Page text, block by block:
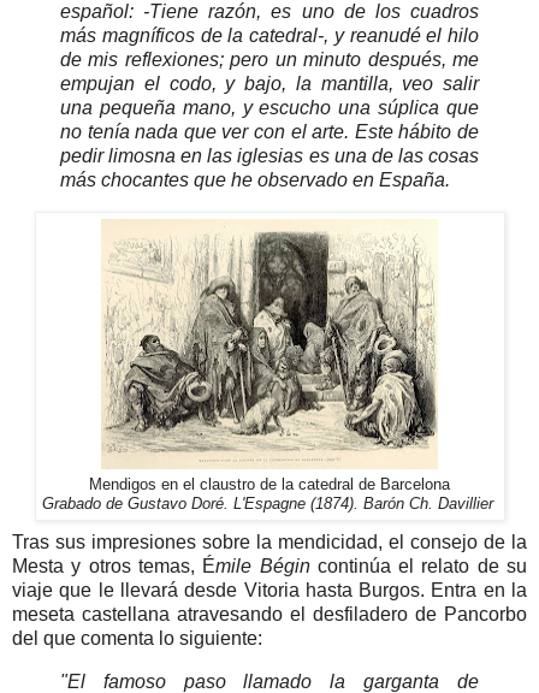
español: -Tiene razón, es uno de los cuadros
más magníficos de la catedral-, y reanudé el hilo
de mis reflexiones; pero un minuto después, me
empujan el codo, y bajo, la mantilla, veo salir
una pequeña mano, y escucho una súplica que
no tenía nada que ver con el arte. Este hábito de
pedir limosna en las iglesias es una de las cosas
más chocantes que he observado en España.
Mendigos en el claustro de la catedral de Barcelona
Grabado de Gustavo Doré. L'Espagne (1874). Barón Ch. Davillier
Tras sus impresiones sobre la mendicidad, el consejo de la
Mesta y otros temas, Émile Bégin continúa el relato de su
viaje que le llevará desde Vitoria hasta Burgos. Entra en la
meseta castellana atravesando el desfiladero de Pancorbo
del que comenta lo siguiente:
"El famoso paso llamado la garganta de